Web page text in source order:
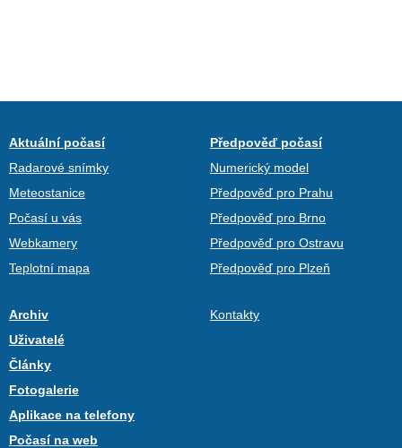
Aktuální počasí
Radarové snímky
Meteostanice
Počasí u vás
Webkamery
Teplotní mapa
Předpověď počasí
Numerický model
Předpověď pro Prahu
Předpověď pro Brno
Předpověď pro Ostravu
Předpověď pro Plzeň
Archiv
Uživatelé
Články
Fotogalerie
Aplikace na telefony
Počasí na web
Kontakty